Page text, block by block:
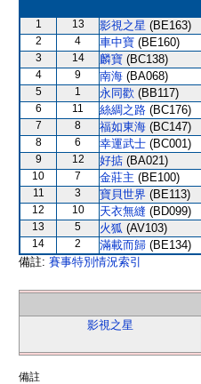
1 13 影視之星 (BE163)
2 4 車中寶 (BE160)
3 14 麟寶 (BC138)
4 9 南海 (BA068)
5 1 永同歡 (BB117)
6 11 絲綢之路 (BC176)
7 8 福如東海 (BC147)
8 6 幸運武士 (BC001)
9 12 好掂 (BA021)
10 7 金莊主 (BE100)
11 3 寶貝世界 (BE113)
12 10 天衣無縫 (BD099)
13 5 火狐 (AV103)
14 2 滿載而歸 (BE134)
備註: 賽事特別情況索引
影視之星
備註